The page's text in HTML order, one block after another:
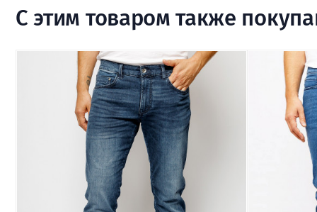
С этим товаром также